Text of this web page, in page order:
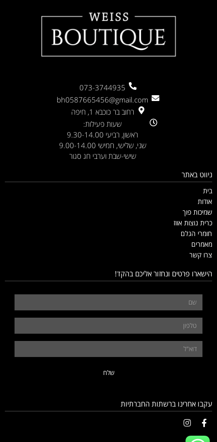
073-3744935
bh0587665456@gmail.com
רחוב בר כוכבא 1, חיפה
שעות פעילות:
ראשון, רביעי 9.30-14.00
שני, שלישי, חמישי 9.00-14.00
שישי-שבת וערבי חג סגור
ניווט באתר
בית
אודות
שמיכות פוך
כרית נוצות אווז
חומרי הגלם
מאמרים
צרו קשר
הישארו פרטים ונחזור אליכם בהקד!
שלח
עקבו אחרינו ברשתות החברתיות